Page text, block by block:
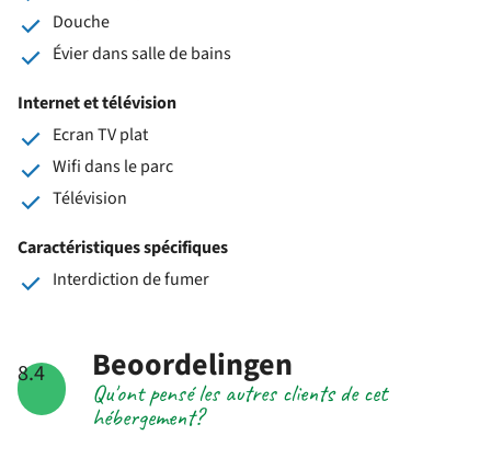
Douche
Évier dans salle de bains
Internet et télévision
Ecran TV plat
Wifi dans le parc
Télévision
Caractéristiques spécifiques
Interdiction de fumer
8.4
Qu'ont pensé les autres clients de cet
hébergement?
Beoordelingen